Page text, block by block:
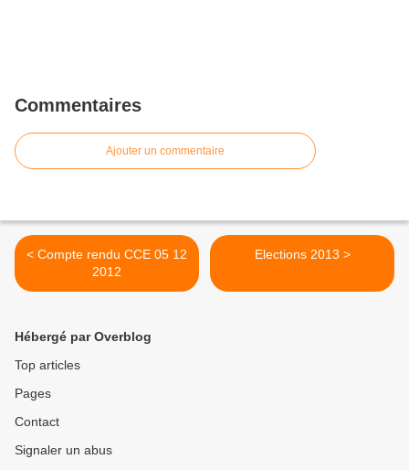
Commentaires
Ajouter un commentaire
< Compte rendu CCE 05 12
2012
Elections 2013 >
Hébergé par Overblog
Top articles
Pages
Contact
Signaler un abus